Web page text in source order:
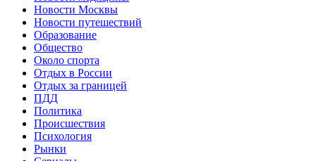
Новости Москвы
Новости путешествий
Образование
Общество
Около спорта
Отдых в России
Отдых за границей
ПДД
Политика
Происшествия
Психология
Рынки